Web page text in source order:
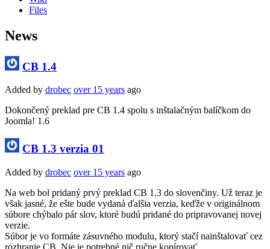
Files
News
CB 1.4
Added by drobec over 15 years ago
Dokončený preklad pre CB 1.4 spolu s inštalačným balíčkom do
Joomla! 1.6
CB 1.3 verzia 01
Added by drobec over 15 years ago
Na web bol pridaný prvý preklad CB 1.3 do slovenčiny. Už teraz je
však jasné, že ešte bude vydaná ďalšia verzia, keďže v originálnom
súbore chýbalo pár slov, ktoré budú pridané do pripravovanej novej
verzie.
Súbor je vo formáte zásuvného modulu, ktorý stačí nainštalovať cez
rozhranie CB. Nie je potrebné nič ručne kopírovať.